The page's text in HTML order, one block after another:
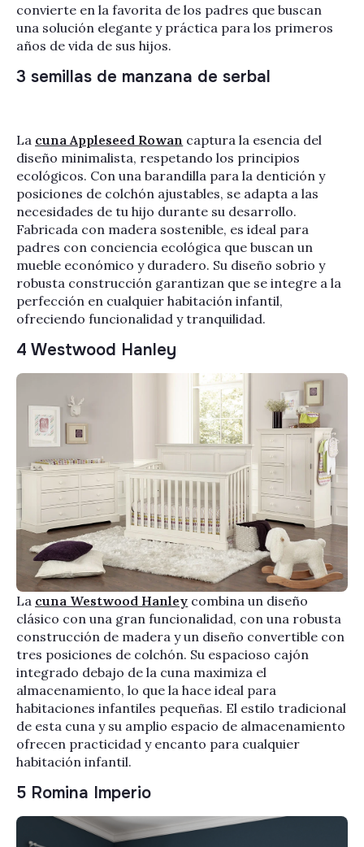
convierte en la favorita de los padres que buscan
una solución elegante y práctica para los primeros
años de vida de sus hijos.
3 semillas de manzana de serbal
La cuna Appleseed Rowan captura la esencia del
diseño minimalista, respetando los principios
ecológicos. Con una barandilla para la dentición y
posiciones de colchón ajustables, se adapta a las
necesidades de tu hijo durante su desarrollo.
Fabricada con madera sostenible, es ideal para
padres con conciencia ecológica que buscan un
mueble económico y duradero. Su diseño sobrio y
robusta construcción garantizan que se integre a la
perfección en cualquier habitación infantil,
ofreciendo funcionalidad y tranquilidad.
4 Westwood Hanley
La cuna Westwood Hanley combina un diseño
clásico con una gran funcionalidad, con una robusta
construcción de madera y un diseño convertible con
tres posiciones de colchón. Su espacioso cajón
integrado debajo de la cuna maximiza el
almacenamiento, lo que la hace ideal para
habitaciones infantiles pequeñas. El estilo tradicional
de esta cuna y su amplio espacio de almacenamiento
ofrecen practicidad y encanto para cualquier
habitación infantil.
5 Romina Imperio